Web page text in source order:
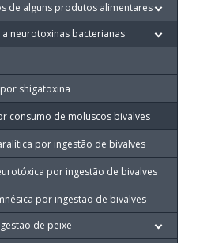
de alguns produtos alimentares
neurotoxinas bacterianas
shigatoxina
consumo de moluscos bivalves
por ingestão de bivalves
por ingestão de bivalves
por ingestão de bivalves
de peixe